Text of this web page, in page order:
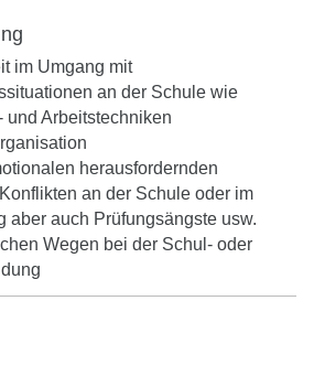
im Umgang mit
an der Schule wie
und Arbeitstechniken
herausfordernden
an der Schule oder im
aber auch Prüfungsängste usw.
Wegen bei der Schul- oder